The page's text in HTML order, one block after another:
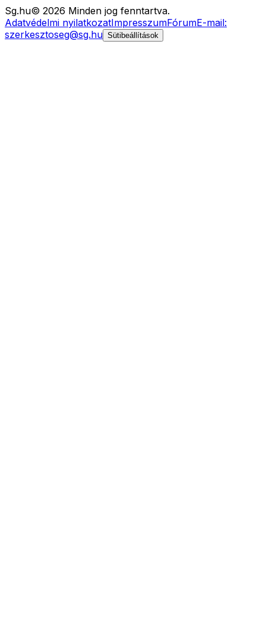
Sg.hu© 2026 Minden jog fenntartva.
Adatvédelmi nyilatkozatImpresszumFórumE-mail:
szerkesztoseg@sg.hu Sütibeállítások